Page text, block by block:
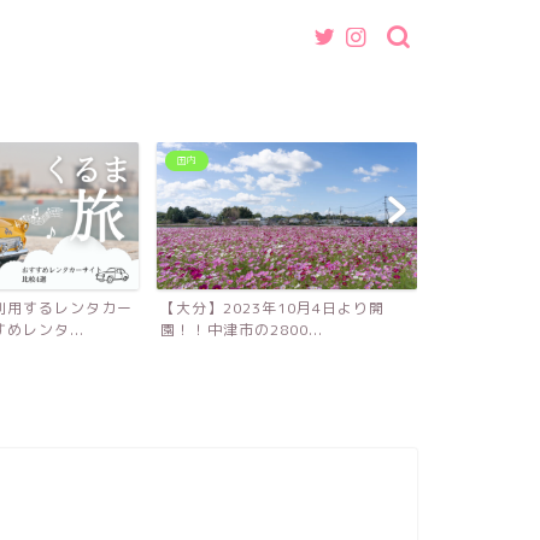
月4日より開
グルメ
【福岡】魚介出汁が効いた中華そ
ば・つけ麺店『中華そば 藍...